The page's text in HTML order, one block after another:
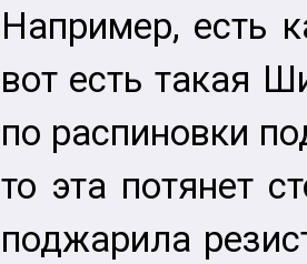
Например, есть
вот есть такая
по распиновки
то эта потянет
поджарила